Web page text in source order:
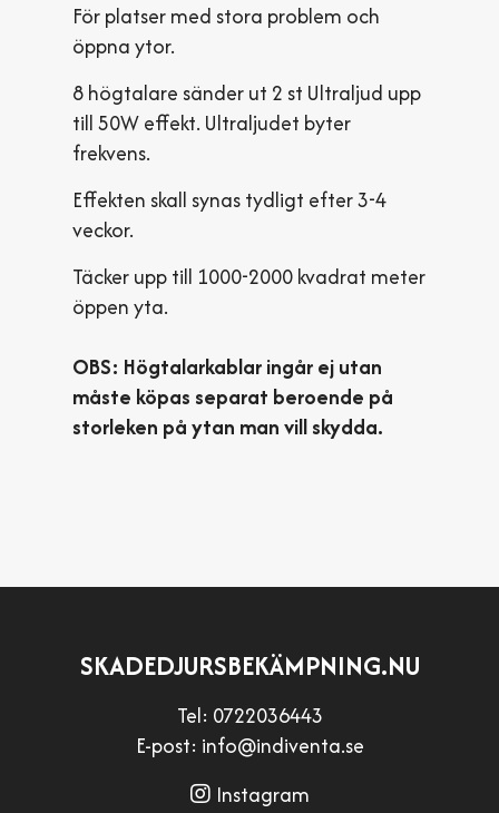
För platser med stora problem och
öppna ytor.
8 högtalare sänder ut 2 st Ultraljud upp
till 50W effekt. Ultraljudet byter
frekvens.
Effekten skall synas tydligt efter 3-4
veckor.
Täcker upp till 1000-2000 kvadrat meter
öppen yta.
OBS: Högtalarkablar ingår ej utan
måste köpas separat beroende på
storleken på ytan man vill skydda.
SKADEDJURSBEKÄMPNING.NU
Tel: 0722036443
E-post: info@indiventa.se
Instagram